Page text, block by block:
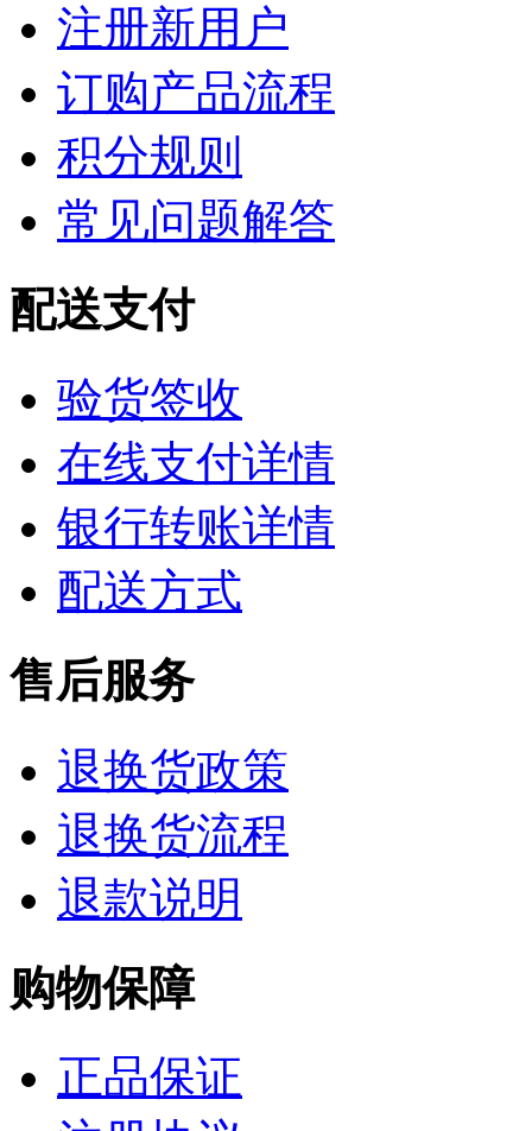
注册新用户
订购产品流程
积分规则
常见问题解答
配送支付
验货签收
在线支付详情
银行转账详情
配送方式
售后服务
退换货政策
退换货流程
退款说明
购物保障
正品保证